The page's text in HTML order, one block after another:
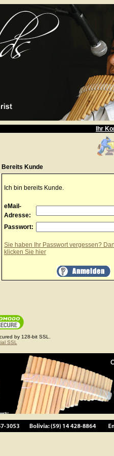
Ihr
Bereits Kunde
Ich bin bereits Kunde.
eMail-
Adresse:
Passwort:
Sie haben Ihr Passwort vergessen?
klicken Sie hier
by 128-bit SSL.
SSL